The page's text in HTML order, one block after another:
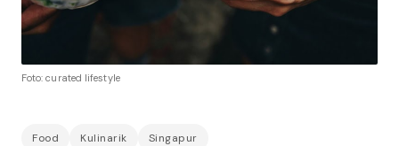
Foto: curated lifestyle
Food Kulinarik Singapur